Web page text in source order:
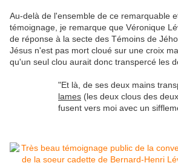
Au-delà de l'ensemble de ce remarquable
témoignage, je remarque que Véronique
de réponse à la secte des Témoins de
Jésus n'est pas mort cloué sur une croix
qu'un seul clou aurait donc transpercé les
"Et là, de ses deux mains
lames (les deux clous des
fusent vers moi avec un